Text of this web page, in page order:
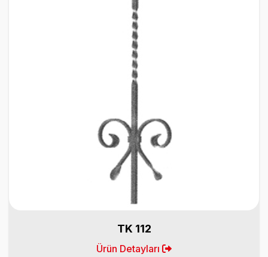
TK 112
Ürün Detayları